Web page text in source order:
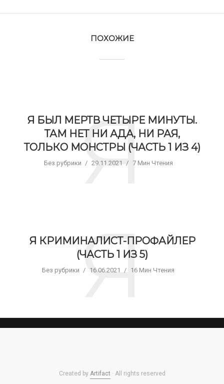
ПОХОЖИЕ
Я БЫЛ МЕРТВ ЧЕТЫРЕ МИНУТЫ.
ТАМ НЕТ НИ АДА, НИ РАЯ,
ТОЛЬКО МОНСТРЫ (ЧАСТЬ 1 ИЗ 4)
Без рубрики 29.11.2021 7 Мин Чтения
Я
Я КРИМИНАЛИСТ-ПРОФАЙЛЕР
(ЧАСТЬ 1 ИЗ 5)
Без рубрики 16.06.2021 16 Мин Чтения
Я
Created by Artifact · All rights reserved